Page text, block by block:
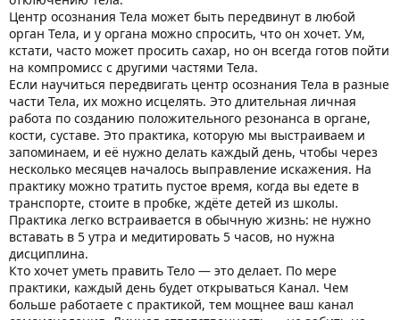
Центр осознания Тела может быть передвинут в любой
орган Тела, и у органа можно спросить, что он хочет. Ум,
кстати, часто может просить сахар, но он всегда готов пойти
на компромисс с другими частями Тела.
Если научиться передвигать центр осознания Тела в разные
части Тела, их можно исцелять. Это длительная личная
работа по созданию положительного резонанса в органе,
кости, суставе. Это практика, которую мы выстраиваем и
запоминаем, и её нужно делать каждый день, чтобы через
несколько месяцев началось выправление искажения. На
практику можно тратить пустое время, когда вы едете в
транспорте, стоите в пробке, ждёте детей из школы.
Практика легко встраивается в обычную жизнь: не нужно
вставать в 5 утра и медитировать 5 часов, но нужна
дисциплина.
Кто хочет уметь править Тело — это делает. По мере
практики, каждый день будет открываться Канал. Чем
больше работаете с практикой, тем мощнее ваш канал